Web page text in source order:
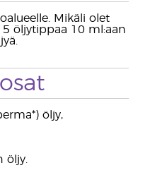
Mikäli olet
öljytippaa 10 ml:aan
öljy,
öljy.